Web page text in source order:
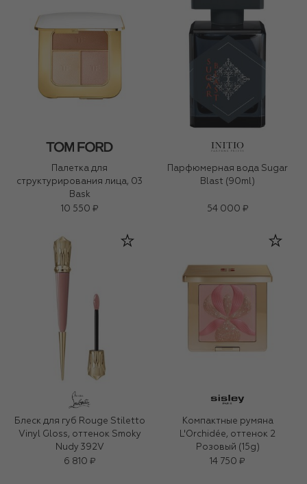
Палетка для
структурирования лица, 03
Bask
10 550 ₽
Парфюмерная вода Sugar
Blast (90ml)
54 000 ₽
Блеск для губ Rouge Stiletto
Vinyl Gloss, оттенок Smoky
Nudy 392V
6 810 ₽
Компактные румяна
L'Orchidée, оттенок 2
Розовый (15g)
14 750 ₽